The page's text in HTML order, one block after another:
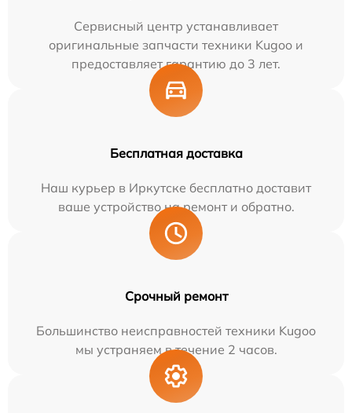
Сервисный центр устанавливает
оригинальные запчасти техники Kugoo и
предоставляет гарантию до 3 лет.
Бесплатная доставка
Наш курьер в Иркутске бесплатно доставит
ваше устройство на ремонт и обратно.
Срочный ремонт
Большинство неисправностей техники Kugoo
мы устраняем в течение 2 часов.